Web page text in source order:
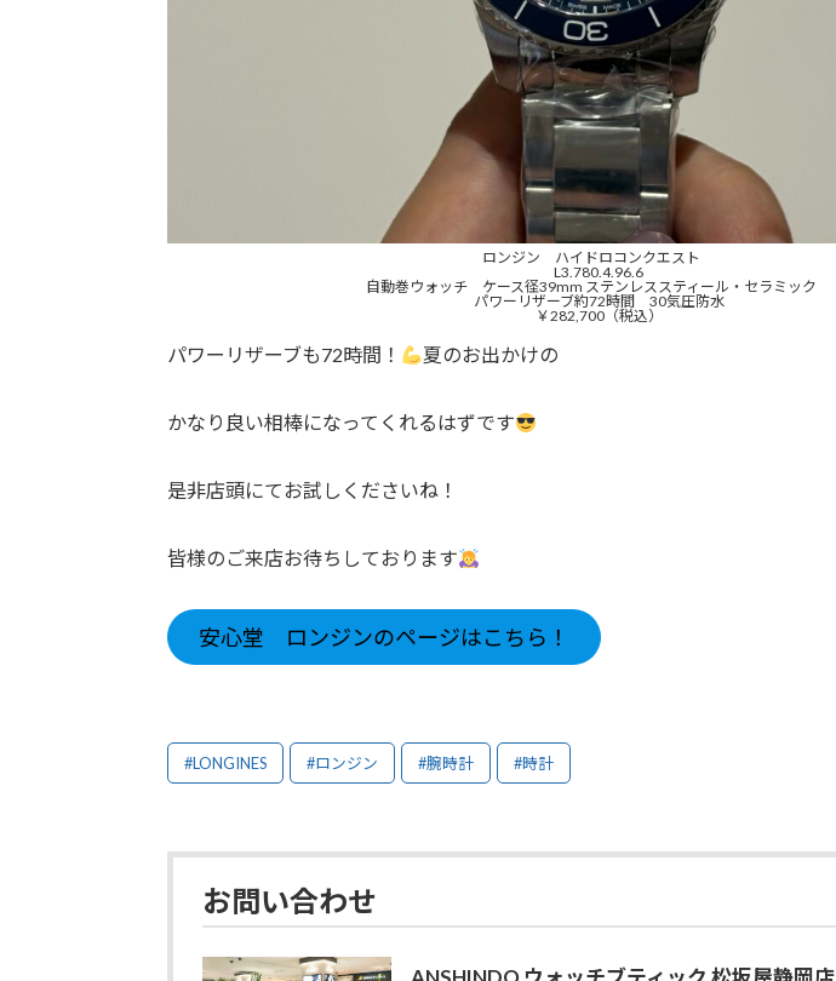
ロンジン ハイドロコンクエスト
L3.780.4.96.6
自動巻ウォッチ ケース径39mm ステンレススティール・セラミック
パワーリザーブ約72時間 30気圧防水
￥282,700（税込）
パワーリザーブも72時間！ 夏のお出かけの
かなり良い相棒になってくれるはずです
是非店頭にてお試しくださいね！
皆様のご来店お待ちしております
安心堂 ロンジンのページはこちら！
#LONGINES #ロンジン #腕時計 #時計
お問い合わせ